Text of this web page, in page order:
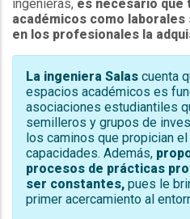
ingenieras, es necesario
académicos como
en los profesionales la
La ingeniera Salas cuenta
espacios académicos es
asociaciones estudiantiles
semilleros y grupos de
los caminos que propician
capacidades. Además,
procesos de prácticas
ser constantes, pues le
primer acercamiento al